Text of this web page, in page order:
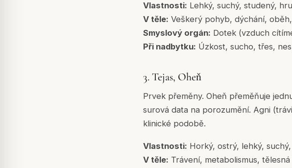
Vlastnosti: Lehký, suchý, studený,
V těle: Veškerý pohyb, dýchání,
Smyslový orgán: Dotek (vzduch
Při nadbytku: Úzkost, sucho, třes,
3. Tejas, Oheň
Prvek přeměny. Oheň přeměňuje
surová data na porozumění. Agni
klinické podobě.
Vlastnosti: Horký, ostrý, lehký,
V těle: Trávení, metabolismus,